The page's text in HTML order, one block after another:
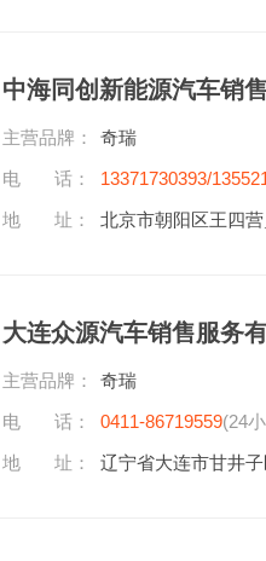
中海同创新能源汽车销
主营品牌：
奇瑞
电 话：
13371730393/
地 址：
北京市朝阳区王四
大连众源汽车销售服务
主营品牌：
奇瑞
电 话：
0411-86719559(24
地 址：
辽宁省大连市甘井